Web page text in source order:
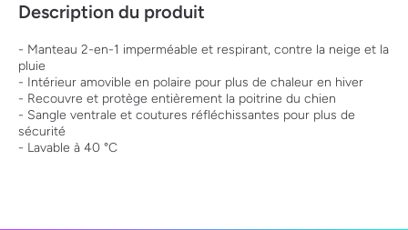
Description du produit
- Manteau 2-en-1 imperméable et respirant, contre la neige et la
pluie
- Intérieur amovible en polaire pour plus de chaleur en hiver
- Recouvre et protège entièrement la poitrine du chien
- Sangle ventrale et coutures réfléchissantes pour plus de
sécurité
- Lavable à 40 °C